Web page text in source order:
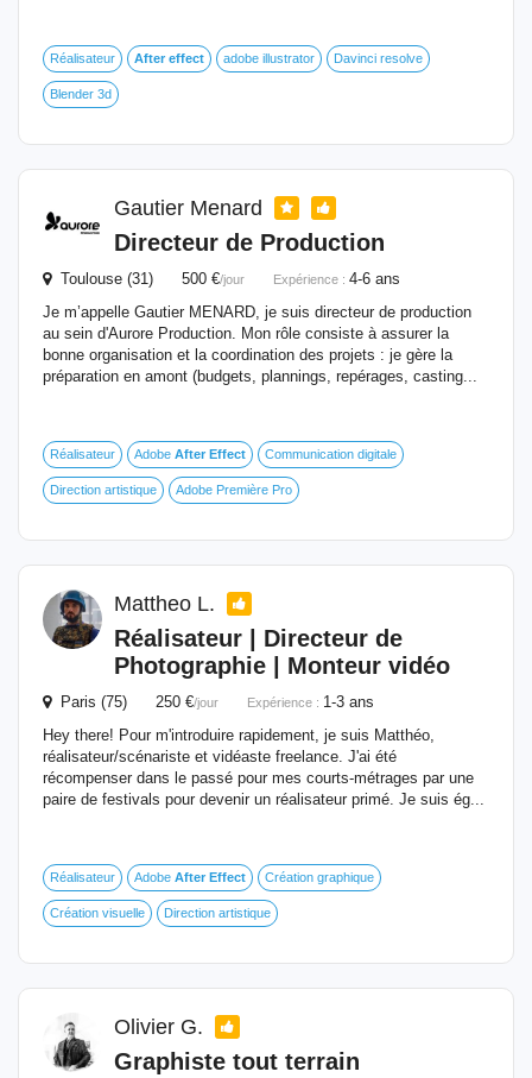
Réalisateur After effect adobe illustrator Davinci resolve
Blender 3d
Gautier Menard
Directeur de Production
Toulouse (31) 500 €/jour Expérience : 4-6 ans
Je m’appelle Gautier MENARD, je suis directeur de production
au sein d'Aurore Production. Mon rôle consiste à assurer la
bonne organisation et la coordination des projets : je gère la
préparation en amont (budgets, plannings, repérages, casting...
Réalisateur Adobe After Effect Communication digitale
Direction artistique Adobe Première Pro
Mattheo L.
Réalisateur | Directeur de
Photographie | Monteur vidéo
Paris (75) 250 €/jour Expérience : 1-3 ans
Hey there! Pour m'introduire rapidement, je suis Matthéo,
réalisateur/scénariste et vidéaste freelance. J'ai été
récompenser dans le passé pour mes courts-métrages par une
paire de festivals pour devenir un réalisateur primé. Je suis ég...
Réalisateur Adobe After Effect Création graphique
Création visuelle Direction artistique
Olivier G.
Graphiste tout terrain